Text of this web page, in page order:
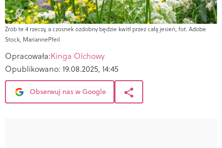
Zrób te 4 rzeczy, a czosnek ozdobny będzie kwitł przez całą jesień, fot. Adobe
Stock, MariannePfeil
Opracowała:Kinga Olchowy
Opublikowano: 19.08.2025, 14:45
Obserwuj nas w Google